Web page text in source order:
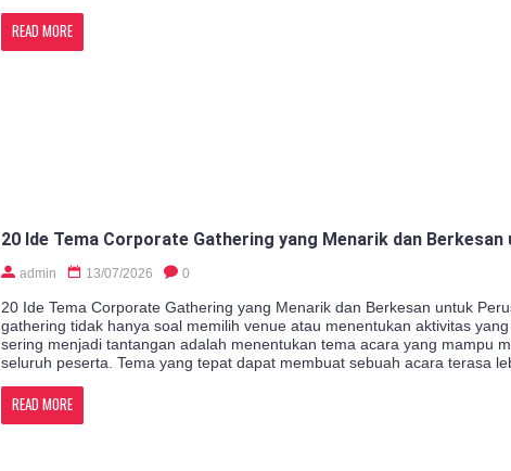
READ MORE
20 Ide Tema Corporate Gathering yang Menarik dan
admin 13/07/2026 0
20 Ide Tema Corporate Gathering yang Menarik dan Berkesan untuk
gathering tidak hanya soal memilih venue atau menentukan aktivitas
sering menjadi tantangan adalah menentukan tema acara yang mampu
seluruh peserta. Tema yang tepat dapat membuat sebuah acara terasa
READ MORE